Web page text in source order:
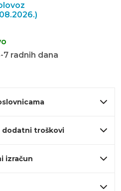
radnih dana
dodatni troškovi
izračun